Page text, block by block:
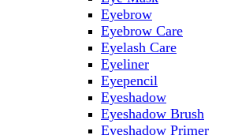
Eyebrow
Eyebrow Care
Eyelash Care
Eyeliner
Eyepencil
Eyeshadow
Eyeshadow Brush
Eyeshadow Primer